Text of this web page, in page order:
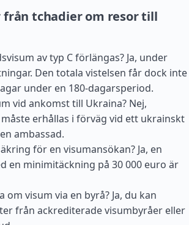
från tchadier om resor till
av typ C förlängas? Ja, under
Den totala vistelsen får dock inte
under en 180-dagarsperiod.
vid ankomst till Ukraina? Nej,
erhållas i förväg vid ett ukrainskt
ambassad.
för en visumansökan? Ja, en
en minimitäckning på 30 000 euro är
om visum via en byrå? Ja, du kan
från ackrediterade visumbyråer eller